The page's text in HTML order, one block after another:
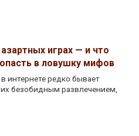
играх — и что
в ловушку мифов
интернете редко бывает
безобидным развлечением,